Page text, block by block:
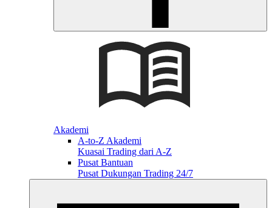
Akademi
A-to-Z Akademi
Kuasai Trading dari A-Z
Pusat Bantuan
Pusat Dukungan Trading 24/7